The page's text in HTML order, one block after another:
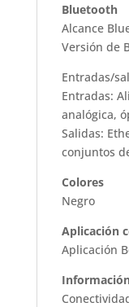
Bluetooth
Alcance
Versión de
Entradas/
Entradas:
analógica,
Salidas:
conjuntos
Colores
Negro
Aplicación
Aplicación